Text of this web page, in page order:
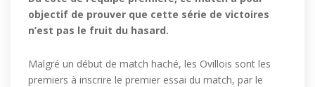
objectif de prouver que cette série de victoires
n’est pas le fruit du hasard.
Malgré un début de match haché, les Ovillois sont les
premiers à inscrire le premier essai du match, par le